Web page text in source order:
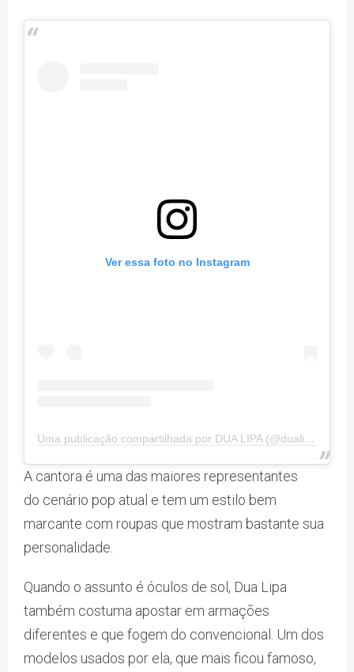
Ver essa foto no Instagram
Uma publicação compartilhada por DUA LIPA (@dualipa)
A cantora é uma das maiores representantes
do cenário pop atual e tem um estilo bem
marcante com roupas que mostram bastante sua
personalidade.
Quando o assunto é óculos de sol, Dua Lipa
também costuma apostar em armações
diferentes e que fogem do convencional. Um dos
modelos usados por ela, que mais ficou famoso,